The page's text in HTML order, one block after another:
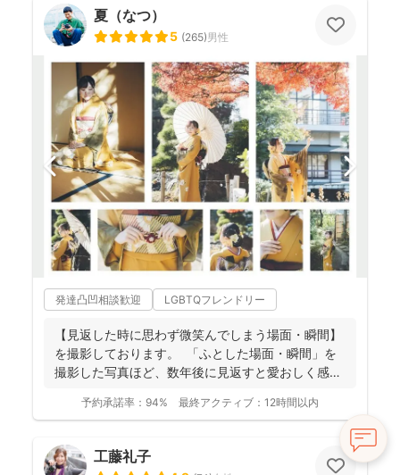
夏（なつ）
5 (265)男性
発達凸凹相談歓迎 LGBTQフレンドリー
【見返した時に思わず微笑んでしまう場面・瞬間】
を撮影しております。 ⁡ 「ふとした場面・瞬間」を
撮影した写真ほど、数年後に見返すと愛おしく感じ
予約承諾率： 94% 最終アクティブ： 12時間以内
工藤礼子